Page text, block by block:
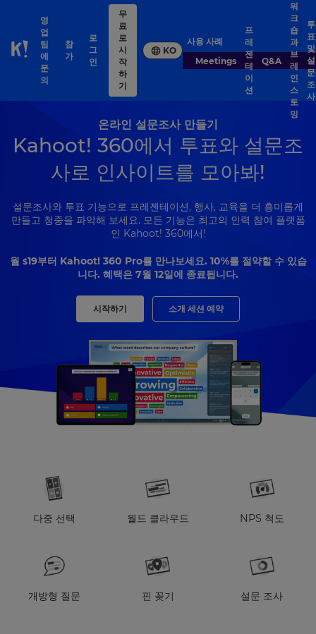
Skip to Page content
영
업
팀
에
문
의
참
가
로
그
인
무
료
로
시
작
하
기
KO
사용 사례
Meetings
프
레
젠
테
이
션
Q&A
워
크
숍
과
브
레
인
스
토
밍
투
표
및
설
문
조
사
온라인 설문조사 만들기
Kahoot! 360에서 투표와 설문조
사로 인사이트를 모아봐!
설문조사와 투표 기능으로 프레젠테이션, 행사, 교육을 더 흥미롭게
만들고 청중을 파악해 보세요. 모든 기능은 최고의 인력 참여 플랫폼
인 Kahoot! 360에서!
월 $19부터 Kahoot! 360 Pro를 만나보세요. 10%를 절약할 수 있습
니다. 혜택은 7월 12일에 종료됩니다.
시작하기 소개 세션 예약
다중 선택 월드 클라우드 NPS 척도
개방형 질문 핀 꽂기 설문 조사